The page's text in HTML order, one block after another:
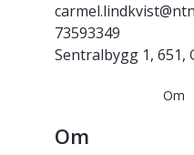
73593349
Sentralbygg 1, 651,
Om
Om